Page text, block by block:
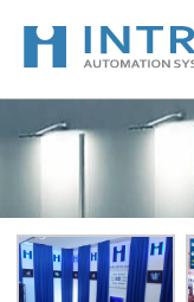
содержимому